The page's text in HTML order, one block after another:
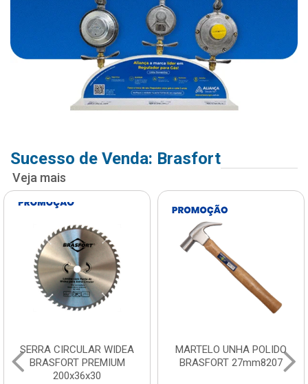
Sucesso de Venda: Brasfort
Veja mais
SERRA CIRCULAR WIDEA
BRASFORT PREMIUM
200x36x30
MARTELO UNHA POLIDO
BRASFORT 27mm8207